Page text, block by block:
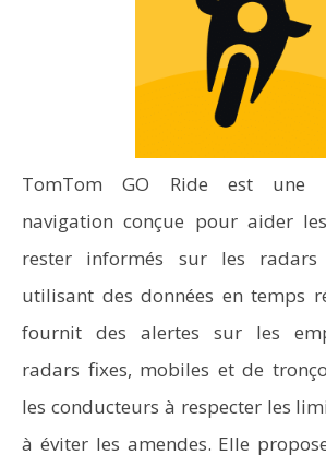
TomTom GO Ride est une
navigation conçue pour aider
rester informés sur les radars
utilisant des données en temps
fournit des alertes sur les
radars fixes, mobiles et de
les conducteurs à respecter les
à éviter les amendes. Elle